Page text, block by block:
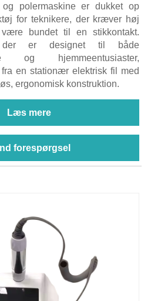
og polermaskine er dukket op
for teknikere, der kræver høj
bundet til en stikkontakt.
der er designet til både
og hjemmeentusiaster,
fra en stationær elektrisk fil med
ergonomisk konstruktion.
Læs mere
forespørgsel